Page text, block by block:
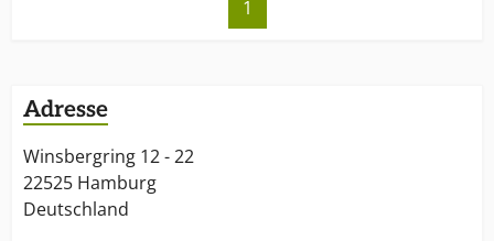
1
Adresse
Winsbergring 12 - 22
22525 Hamburg
Deutschland